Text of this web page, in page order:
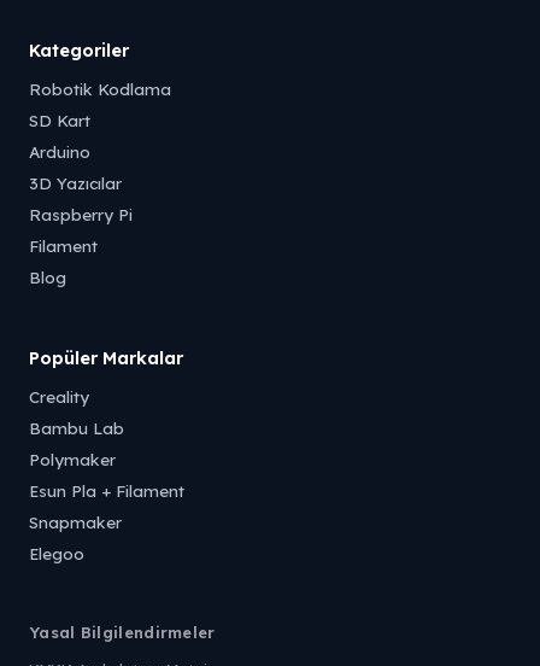
Kategoriler
Robotik Kodlama
SD Kart
Arduino
3D Yazıcılar
Raspberry Pi
Filament
Blog
Popüler Markalar
Creality
Bambu Lab
Polymaker
Esun Pla + Filament
Snapmaker
Elegoo
Yasal Bilgilendirmeler